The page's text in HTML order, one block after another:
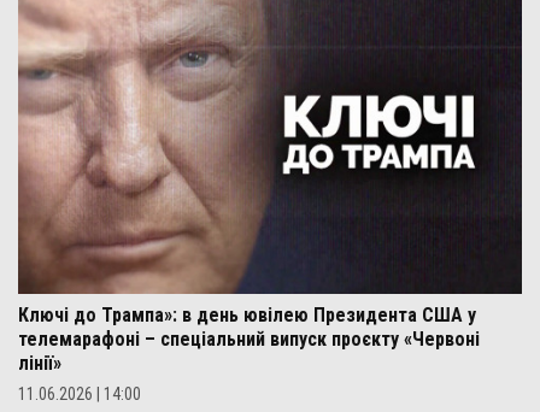
Ключі до Трампа»: в день ювілею Президента США у
телемарафоні – спеціальний випуск проєкту «Червоні
лінії»
11.06.2026 | 14:00